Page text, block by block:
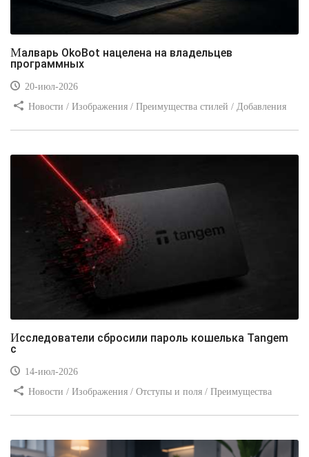
Малварь OkoBot нацелена на владельцев
программных
20-июл-2026
Новости / Изображения / Преимущества стилей / Добавления
Исследователи сбросили пароль кошелька Tangem
с
14-июл-2026
Новости / Изображения / Отступы и поля / Преимущества